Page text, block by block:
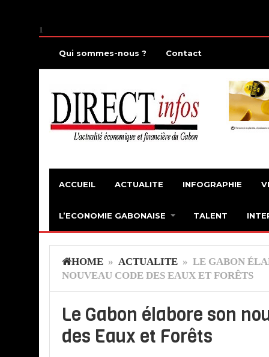
1
Qui sommes-nous ? Contact
ACCUEIL ACTUALITE INFOGRAPHIE
L’ECONOMIE GABONAISE TALENT
HOME » ACTUALITE » LE GABON
NOUVEAU CODE DES EAUX ET FORÊTS
Le Gabon élabore son
des Eaux et Forêts